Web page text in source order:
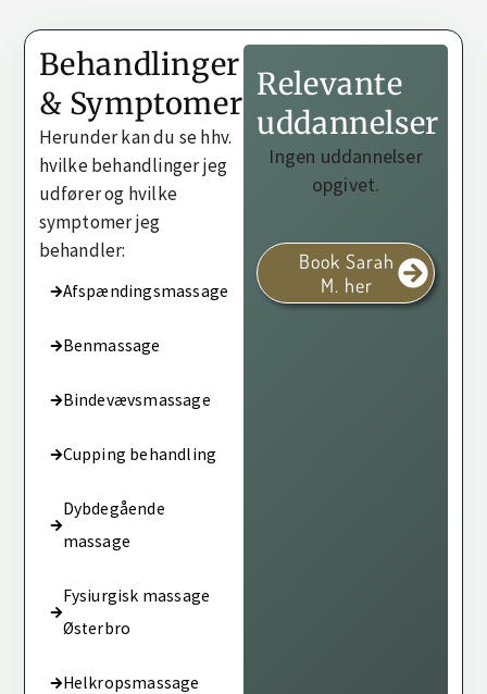
Behandlinger
& Symptomer
Herunder kan du se hhv.
hvilke behandlinger jeg
udfører og hvilke
symptomer jeg
behandler:
Afspændingsmassage
Benmassage
Bindevævsmassage
Cupping behandling
Dybdegående
massage
Fysiurgisk massage
Østerbro
Helkropsmassage
Relevante
uddannelser
Ingen uddannelser
opgivet.
Book Sarah
M. her